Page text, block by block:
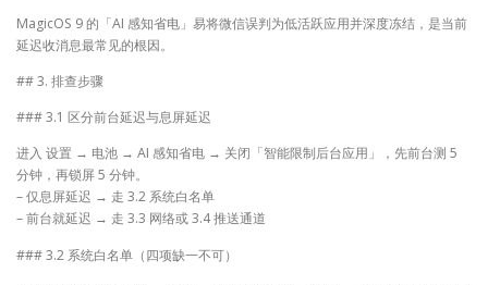
MagicOS 9 的「AI 感知省电」易将微信误判为低活跃应用并深度冻结，是当前
延迟收消息最常见的根因。
## 3. 排查步骤
### 3.1 区分前台延迟与息屏延迟
进入 设置 → 电池 → AI 感知省电 → 关闭「智能限制后台应用」，先前台测 5
分钟，再锁屏 5 分钟。
– 仅息屏延迟 → 走 3.2 系统白名单
– 前台就延迟 → 走 3.3 网络或 3.4 推送通道
### 3.2 系统白名单（四项缺一不可）